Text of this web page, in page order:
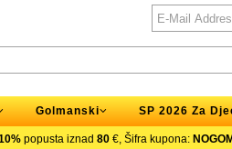
Golmanski SP 2026 Za
popusta iznad 80 €, Šifra kupona: